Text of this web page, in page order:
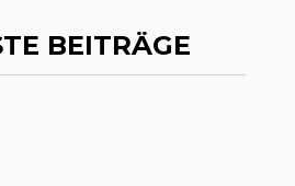
BEITRÄGE